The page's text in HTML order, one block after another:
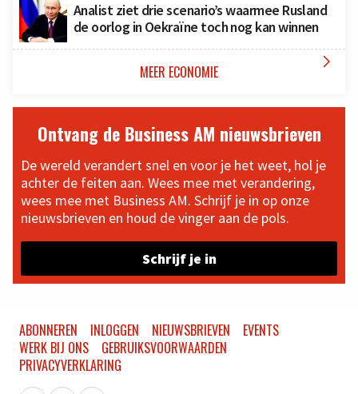
Analist ziet drie scenario’s waarmee Rusland
de oorlog in Oekraïne toch nog kan winnen
MEER ECONOMIE 
Ontvang de Business AM nieuwsbrieven
De wereld verandert snel en voor je het weet, hol je
achter de feiten aan. Wees mee met verandering,
wees mee met Business AM. Schrijf je in op onze
nieuwsbrieven en houd de vinger aan de pols.
Schrijf je in
ABONNEREN INLOGGEN NIEUWSBRIEVEN
EVENTS
WERK BIJ ONS
GEBRUIKSVOORWAARDEN
PRIVACYVERKLARING